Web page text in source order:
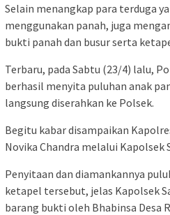
Selain menangkap para terduga
menggunakan panah, juga
bukti panah dan busur serta
Terbaru, pada Sabtu (23/4) lalu,
berhasil menyita puluhan anak
langsung diserahkan ke Polsek.
Begitu kabar disampaikan
Novika Chandra melalui Kapolsek
Penyitaan dan diamankannya
ketapel tersebut, jelas Kapolsek
barang bukti oleh Bhabinsa Desa